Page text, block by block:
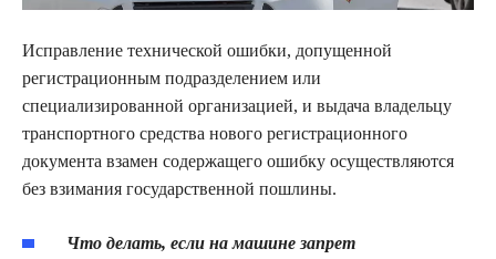
Исправление технической ошибки, допущенной
регистрационным подразделением или
специализированной организацией, и выдача владельцу
транспортного средства нового регистрационного
документа взамен содержащего ошибку осуществляются
без взимания государственной пошлины.
Что делать, если на машине запрет